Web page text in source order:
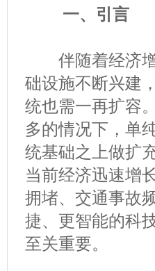
一、引言
伴随着经济增
础设施不断兴建
统也需一再扩容
多的情况下，单
统基础之上做扩
当前经济迅速增
拥堵、交通事故
捷、更智能的科
至关重要。